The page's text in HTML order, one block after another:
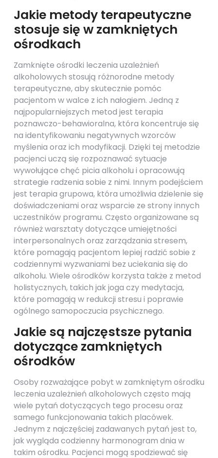
Jakie metody terapeutyczne
stosuje się w zamkniętych
ośrodkach
Zamknięte ośrodki leczenia uzależnień
alkoholowych stosują różnorodne metody
terapeutyczne, aby skutecznie pomóc
pacjentom w walce z ich nałogiem. Jedną z
najpopularniejszych metod jest terapia
poznawczo-behawioralna, która koncentruje się
na identyfikowaniu negatywnych wzorców
myślenia oraz ich modyfikacji. Dzięki tej metodzie
pacjenci uczą się rozpoznawać sytuacje
wywołujące chęć picia alkoholu i opracowują
strategie radzenia sobie z nimi. Innym podejściem
jest terapia grupowa, która umożliwia dzielenie się
doświadczeniami oraz wsparcie ze strony innych
uczestników programu. Często organizowane są
również warsztaty dotyczące umiejętności
interpersonalnych oraz zarządzania stresem,
które pomagają pacjentom lepiej radzić sobie z
codziennymi wyzwaniami bez uciekania się do
alkoholu. Wiele ośrodków korzysta także z metod
holistycznych, takich jak joga czy medytacja,
które pomagają w redukcji stresu i poprawie
ogólnego samopoczucia psychicznego.
Jakie są najczęstsze pytania
dotyczące zamkniętych
ośrodków
Osoby rozważające pobyt w zamkniętym ośrodku
leczenia uzależnień alkoholowych często mają
wiele pytań dotyczących tego procesu oraz
samego funkcjonowania takich placówek.
Jednym z najczęściej zadawanych pytań jest to,
jak wygląda codzienny harmonogram dnia w
takim ośrodku. Pacjenci mogą spodziewać się